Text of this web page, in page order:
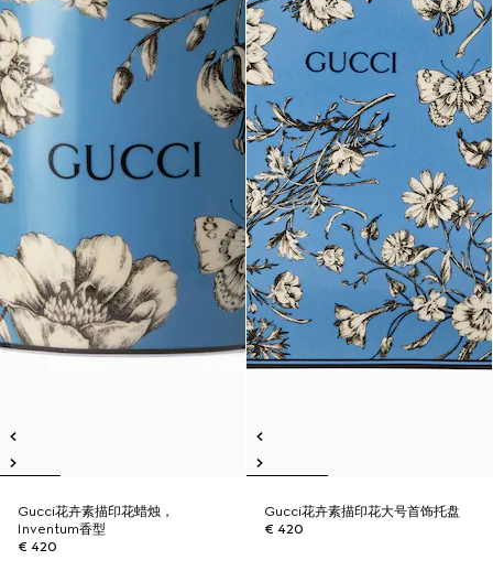
Gucci花卉素描印花蜡烛，
Inventum香型
€ 420
Gucci花卉素描印花大号首饰托盘
€ 420